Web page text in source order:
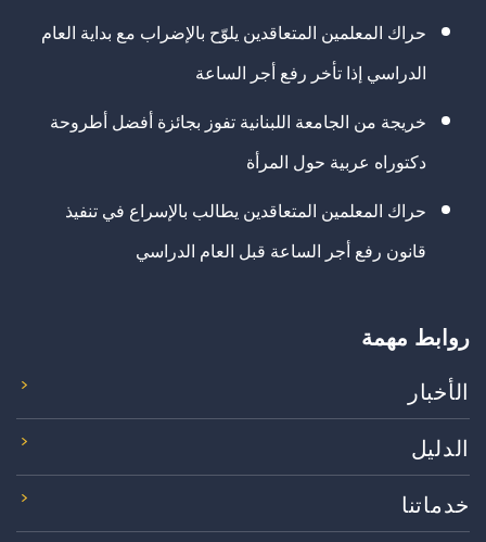
حراك المعلمين المتعاقدين يلوّح بالإضراب مع بداية العام
الدراسي إذا تأخر رفع أجر الساعة
خريجة من الجامعة اللبنانية تفوز بجائزة أفضل أطروحة
دكتوراه عربية حول المرأة
حراك المعلمين المتعاقدين يطالب بالإسراع في تنفيذ
قانون رفع أجر الساعة قبل العام الدراسي
روابط مهمة
الأخبار
الدليل
خدماتنا